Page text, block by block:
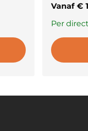
Vanaf €
Per